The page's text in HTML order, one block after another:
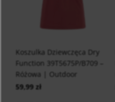
Koszulka Dziewczęca Dry
Function 39T5675P/B709 –
Różowa | Outdoor
59,99 zł